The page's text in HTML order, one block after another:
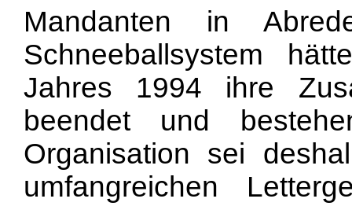
Mandanten in
Schneeballsystem
Jahres 1994 ihre
beendet und
Organisation sei
umfangreichen